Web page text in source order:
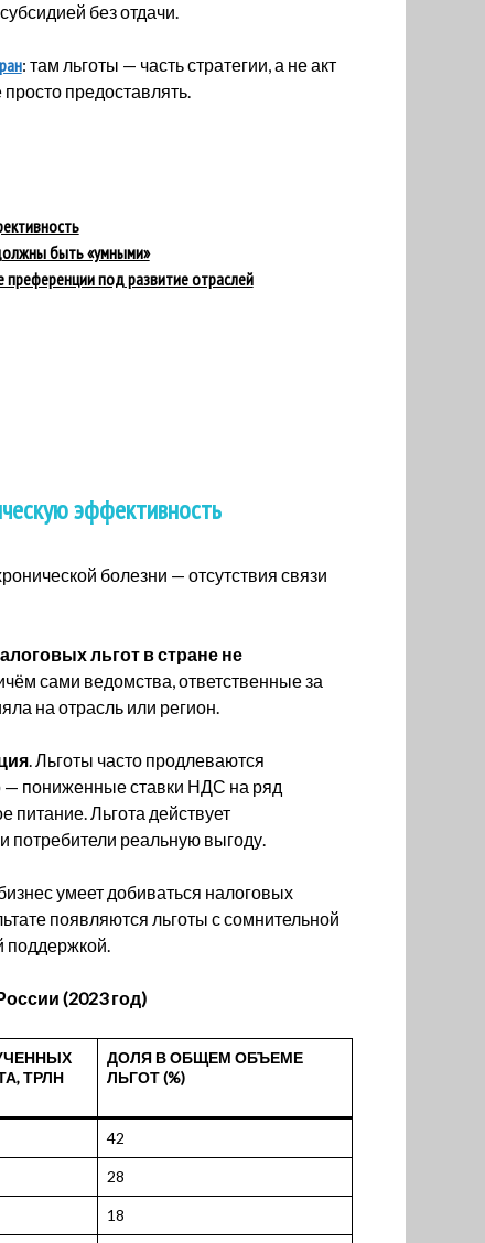
без отдачи.
: там льготы — часть стратегии, а не акт
предоставлять.
быть «умными»
под развитие отраслей
эффективность
болезни — отсутствия связи
льгот в стране не
сами ведомства, ответственные за
на отрасль или регион.
. Льготы часто продлеваются
— пониженные ставки НДС на ряд
питание. Льгота действует
потребители реальную выгоду.
умеет добиваться налоговых
появляются льготы с сомнительной
поддержкой.
(2023 год)
ТРЛН
ДОЛЯ В ОБЩЕМ ОБЪЕМЕ
ЛЬГОТ (%)
42
28
18